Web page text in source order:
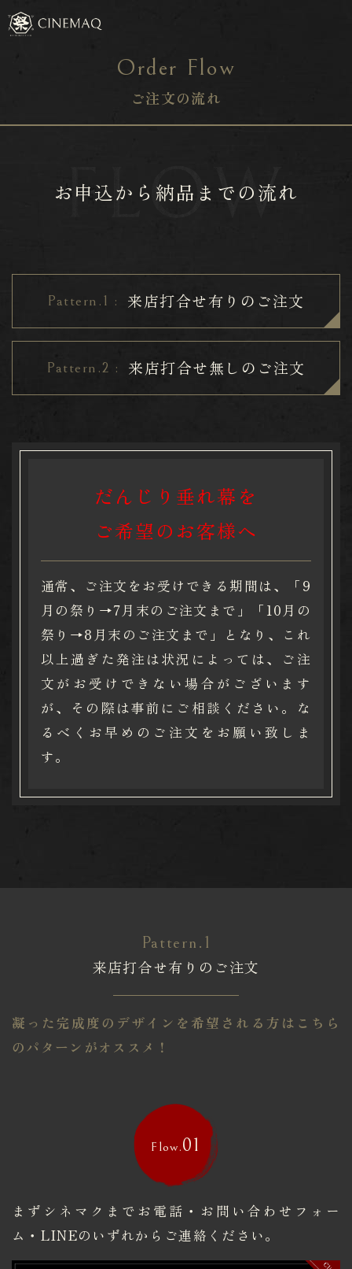
Order Flow
ご注文の流れ
お申込から納品までの流れ
Pattern.1 : 来店打合せ有りのご注文
Pattern.2 : 来店打合せ無しのご注文
だんじり垂れ幕を
​​​​​​​ご希望のお客様へ
通常、ご注文をお受けできる期間は、「9
月の祭り→7月末のご注文まで」「10月の
祭り→8月末のご注文まで」となり、これ
以上過ぎた発注は状況によっては、ご注
文がお受けできない場合がございます
が、その際は事前にご相談ください。な
るべくお早めのご注文をお願い致しま
す。
Pattern.1
来店打合せ有りのご注文
凝った完成度のデザインを希望される方はこちら
のパターンがオススメ！
Flow.01
まずシネマクまでお電話・お問い合わせフォー
ム・ ​​​​​​​LINEのいずれからご連絡ください。